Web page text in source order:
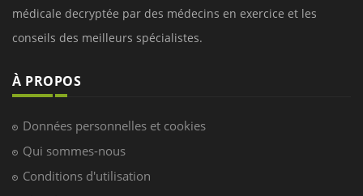
médicale decryptée par des médecins en exercice et les
conseils des meilleurs spécialistes.
À PROPOS
Données personnelles et cookies
Qui sommes-nous
Conditions d'utilisation